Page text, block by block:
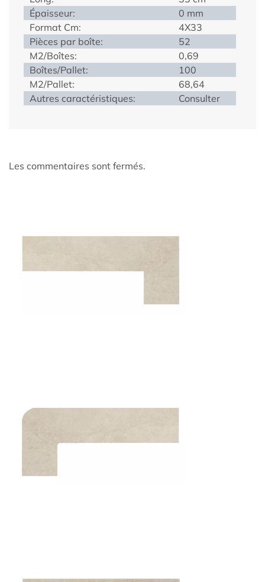
Épaisseur:
0 mm
Format Cm:
4X33
Pièces par boîte:
52
M2/Boîtes:
0,69
Boîtes/Pallet:
100
M2/Pallet:
68,64
Autres caractéristiques:
Consulter
Les commentaires sont fermés.